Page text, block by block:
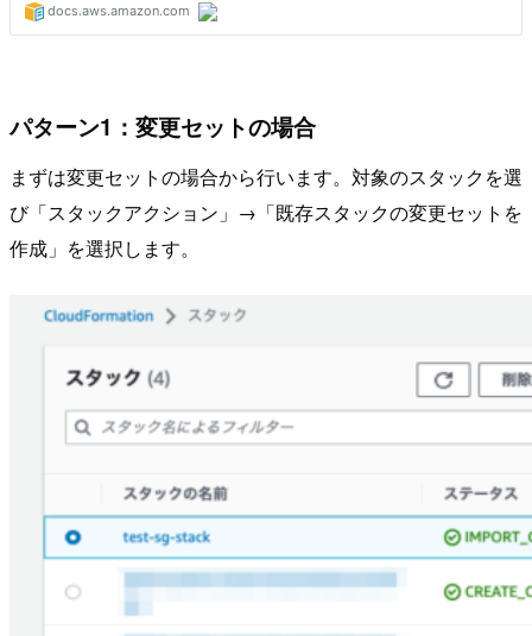
パターン1：変更セットの場合
まずは変更セットの場合から行います。対象のスタックを選
び「スタックアクション」→「既存スタックの変更セットを
作成」を選択します。